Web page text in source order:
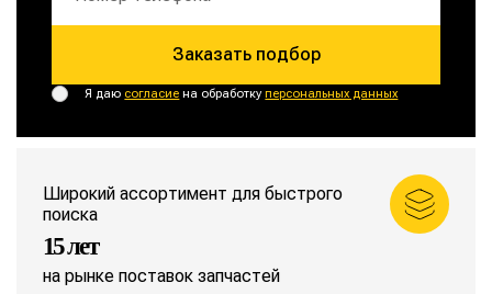
Заказать подбор
Я даю согласие на обработкуперсональных данных
Широкий ассортимент для быстрого
поиска
15 лет
на рынке поставок запчастей